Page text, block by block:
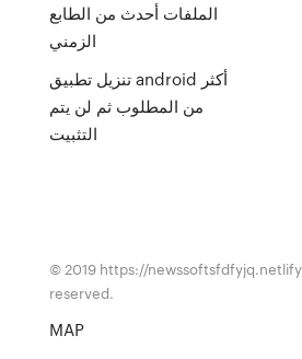
الملفات أحدث من الطابع
الزمني
تنزيل تطبيق android أكثر
من المطلوب ثم لن يتم
التثبيت
© 2019 https://
reserved.
MAP